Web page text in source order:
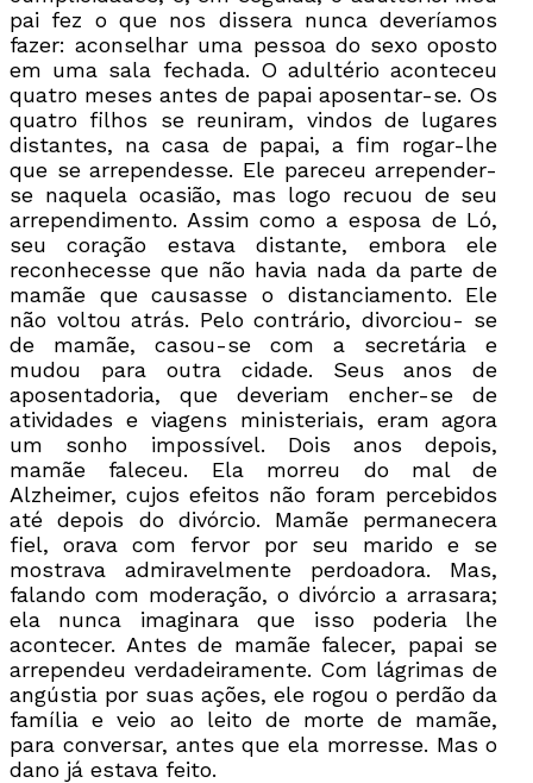
pai fez o que nos dissera nunca deveríamos
fazer: aconselhar uma pessoa do sexo oposto
em uma sala fechada. O adultério aconteceu
quatro meses antes de papai aposentar-se. Os
quatro filhos se reuniram, vindos de lugares
distantes, na casa de papai, a fim rogar-lhe
que se arrependesse. Ele pareceu arrepender-
se naquela ocasião, mas logo recuou de seu
arrependimento. Assim como a esposa de Ló,
seu coração estava distante, embora ele
reconhecesse que não havia nada da parte de
mamãe que causasse o distanciamento. Ele
não voltou atrás. Pelo contrário, divorciou- se
de mamãe, casou-se com a secretária e
mudou para outra cidade. Seus anos de
aposentadoria, que deveriam encher-se de
atividades e viagens ministeriais, eram agora
um sonho impossível. Dois anos depois,
mamãe faleceu. Ela morreu do mal de
Alzheimer, cujos efeitos não foram percebidos
até depois do divórcio. Mamãe permanecera
fiel, orava com fervor por seu marido e se
mostrava admiravelmente perdoadora. Mas,
falando com moderação, o divórcio a arrasara;
ela nunca imaginara que isso poderia lhe
acontecer. Antes de mamãe falecer, papai se
arrependeu verdadeiramente. Com lágrimas de
angústia por suas ações, ele rogou o perdão da
família e veio ao leito de morte de mamãe,
para conversar, antes que ela morresse. Mas o
dano já estava feito.